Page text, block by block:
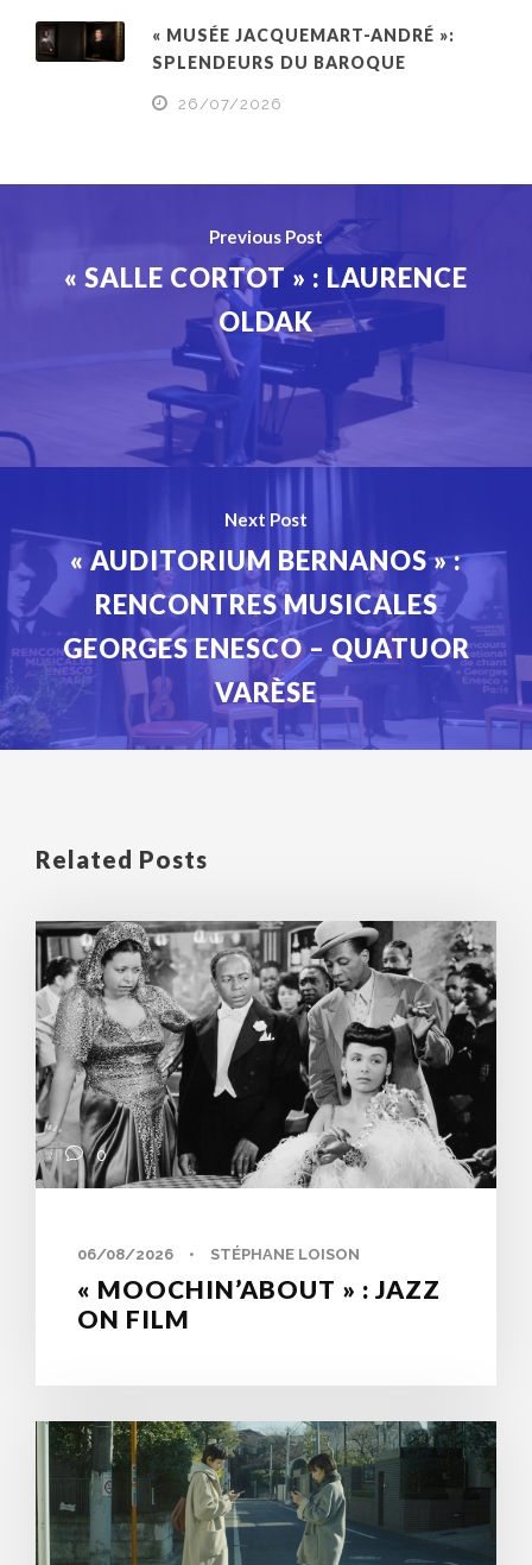
« MUSÉE JACQUEMART-ANDRÉ »:
SPLENDEURS DU BAROQUE
26/07/2026
Previous Post
« SALLE CORTOT » : LAURENCE
OLDAK
Next Post
« AUDITORIUM BERNANOS » :
RENCONTRES MUSICALES
GEORGES ENESCO – QUATUOR
VARÈSE
Related Posts
0
06/08/2026 • STÉPHANE LOISON
« MOOCHIN’ABOUT » : JAZZ
ON FILM